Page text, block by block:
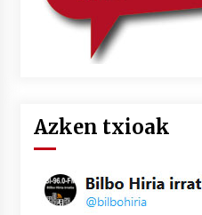
Azken txioak